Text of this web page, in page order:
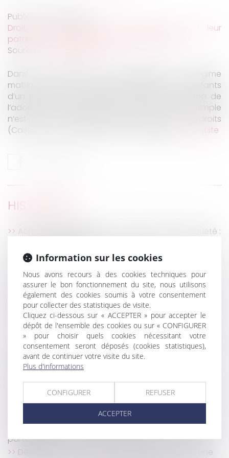
Publié le :
Droit de la famille, des personnes et de leur
patrimoine
Source :
Dans le cadre d’un changement de régime
matrimonial, la dissimulation de l’existence d’enfants
d’un premier lit de l’un des époux à l’occasion de
l’adoption d’une séparation de biens pure simple
n’est pas constitutive d’une fraude à leurs droits
(Cass. 1ère civ., 26 janv. 2022, n° 20-18.726).
Lire la suite
HISTORIQUE
Acheter une résidence secondaire en copropriété :
Index de l’égalité professionnelle à publier avant le
Non contestée dans les 2 mois, une décision d’AG
de copropriété, même irrégulière, est définitive
Un salarié peut-il refuser une mutation au nom de
ses convictions religieuses ?
Changement de régime matrimonial
Calcul des IJ maladie-maternité des indépendants
: les revenus d’activité de 2020 peuvent être
neutralisés
l’épreuve d’un abus présumé
Irrégularité du congé pour reprise délivré par le nu-
propriétaire au profit de sa belle-fille
Calcul de l’indemnité de réduction en l’absence de
partage
Délégation sénatoriale aux entreprises : pour une
Information sur les cookies
Nous avons recours à des cookies techniques pour
assurer le bon fonctionnement du site, nous utilisons
également des cookies soumis à votre consentement
pour collecter des statistiques de visite.
Cliquez ci-dessous sur « ACCEPTER » pour accepter le
dépôt de l'ensemble des cookies ou sur « CONFIGURER
» pour choisir quels cookies nécessitant votre
consentement seront déposés (cookies statistiques),
avant de continuer votre visite du site.
Plus d'informations
CONFIGURER REFUSER
ACCEPTER